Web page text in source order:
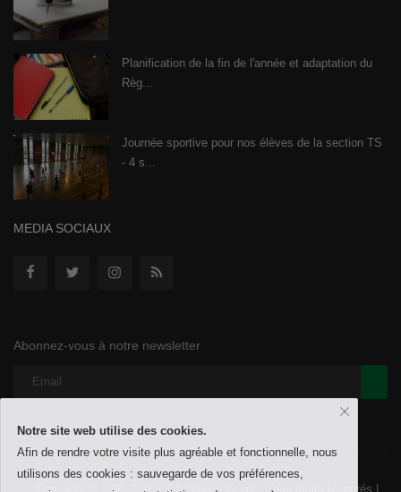
Planification de la fin de l'année et adaptation du
Règ...
Journée sportive pour nos élèves de la section TS
- 4 s...
MEDIA SOCIAUX
Abonnez-vous à notre newsletter
Copyright © 1999-2026 CES Saint-Vincent - Tous droits réservés |
Notre site web utilise des cookies.
Afin de rendre votre visite plus agréable et fonctionnelle, nous
utilisons des cookies : sauvegarde de vos préférences,